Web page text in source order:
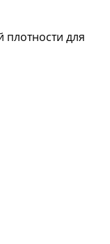
для